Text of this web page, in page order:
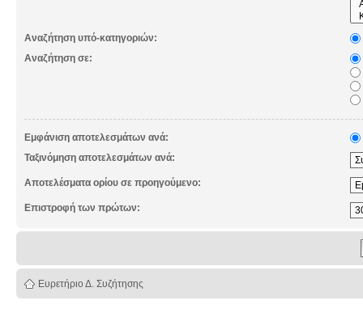
Αναζήτηση υπό-κατηγοριών:
Αναζήτηση σε:
Εμφάνιση αποτελεσμάτων ανά:
Ταξινόμηση αποτελεσμάτων ανά:
Αποτελέσματα ορίου σε προηγούμενο:
Επιστροφή των πρώτων:
Ευρετήριο Δ. Συζήτησης